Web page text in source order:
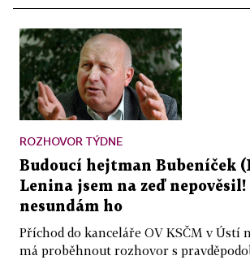
ROZHOVOR TÝDNE
Budoucí hejtman Bubeníček
Lenina jsem na zeď nepověsil!
nesundám ho
Příchod do kanceláře OV KSČM v Ústí
má proběhnout rozhovor s